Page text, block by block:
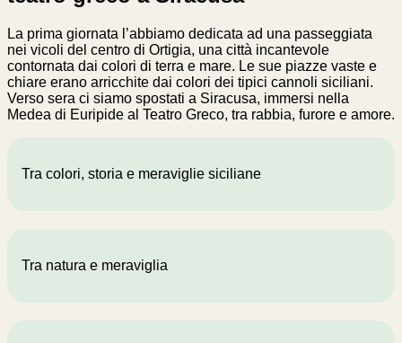
La prima giornata l’abbiamo dedicata ad una passeggiata
nei vicoli del centro di Ortigia, una città incantevole
contornata dai colori di terra e mare. Le sue piazze vaste e
chiare erano arricchite dai colori dei tipici cannoli siciliani.
Verso sera ci siamo spostati a Siracusa, immersi nella
Medea di Euripide al Teatro Greco, tra rabbia, furore e amore.
Tra colori, storia e meraviglie siciliane
Tra natura e meraviglia